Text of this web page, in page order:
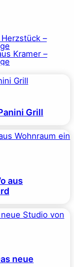
Grill
aus
neue